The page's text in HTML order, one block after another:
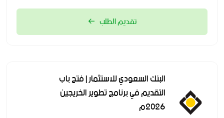
تقديم الطلب
البنك السعودي للاستثمار | فتح باب
التقديم في برنامج تطوير الخريجين
2026م